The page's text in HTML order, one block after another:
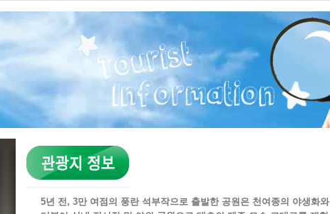
5년 전, 3만 여점의 풍란 석부작으로 출발한 공원은 천여종의 야생화와